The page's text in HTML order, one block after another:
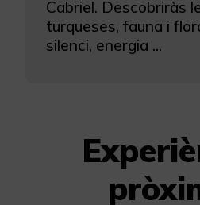
Cabriel. Descobriràs
turqueses, fauna i
silenci, energia ...